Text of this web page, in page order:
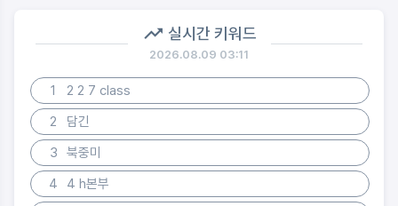
실시간 키워드
2026.08.09 03:11
1
2 2 7 class
2
담긴
3
북중미
4
4 h본부